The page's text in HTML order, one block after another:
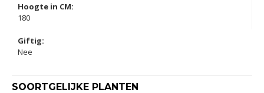
Hoogte in CM:
180
Giftig:
Nee
SOORTGELIJKE PLANTEN